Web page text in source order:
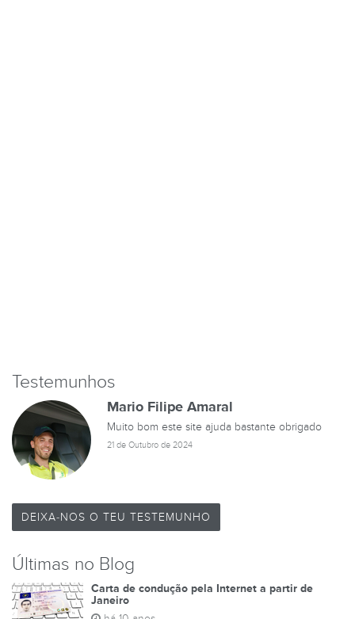
Testemunhos
Mario Filipe Amaral
Muito bom este site ajuda bastante obrigado
21 de Outubro de 2024
DEIXA-NOS O TEU TESTEMUNHO
Últimas no Blog
Carta de condução pela Internet a partir de
Janeiro